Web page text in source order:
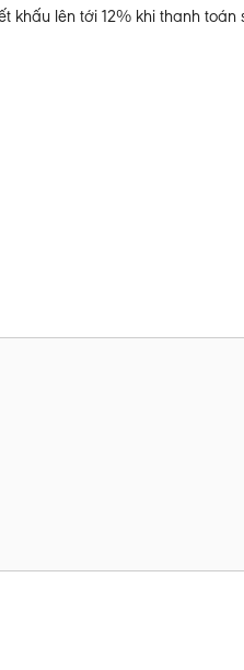
khấu lên tới 12% khi thanh toán